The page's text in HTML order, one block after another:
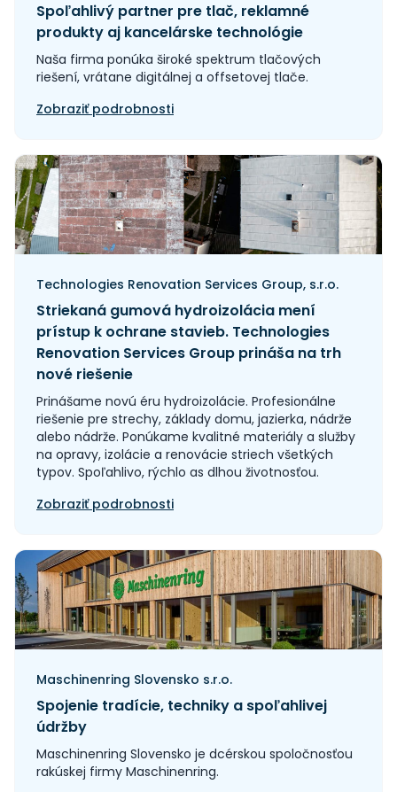
Spoľahlivý partner pre tlač, reklamné
produkty aj kancelárske technológie
Naša firma ponúka široké spektrum tlačových
riešení, vrátane digitálnej a offsetovej tlače.
Zobraziť podrobnosti
Technologies Renovation Services Group, s.r.o.
Striekaná gumová hydroizolácia mení
prístup k ochrane stavieb. Technologies
Renovation Services Group prináša na trh
nové riešenie
Prinášame novú éru hydroizolácie. Profesionálne
riešenie pre strechy, základy domu, jazierka, nádrže
alebo nádrže. Ponúkame kvalitné materiály a služby
na opravy, izolácie a renovácie striech všetkých
typov. Spoľahlivo, rýchlo as dlhou životnosťou.
Zobraziť podrobnosti
Maschinenring Slovensko s.r.o.
Spojenie tradície, techniky a spoľahlivej
údržby
Maschinenring Slovensko je dcérskou spoločnosťou
rakúskej firmy Maschinenring.